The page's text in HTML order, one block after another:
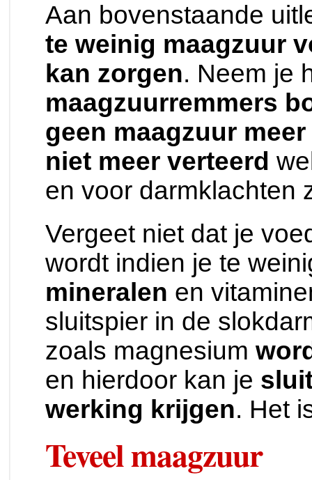
Aan bovenstaande
te weinig maagzuur
kan zorgen. Neem je
maagzuurremmers
geen maagzuur meer
niet meer verteerd
en voor
Vergeet niet dat je
wordt indien je te
mineralen en
sluitspier in de
zoals magnesium
en hierdoor kan je
werking krijgen. Het
Teveel maagzuur